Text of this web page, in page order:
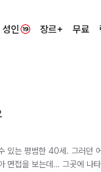
성인 장르+ 무료
있는 평범한 40세. 그러던
면접을 보는데… 그곳에 나